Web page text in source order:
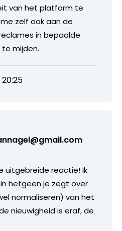
van het platform te
zelf ook aan de
in bepaalde
mijden.
uitgebreide reactie! Ik
hetgeen je zegt over
normaliseren) van het
nieuwigheid is eraf, de